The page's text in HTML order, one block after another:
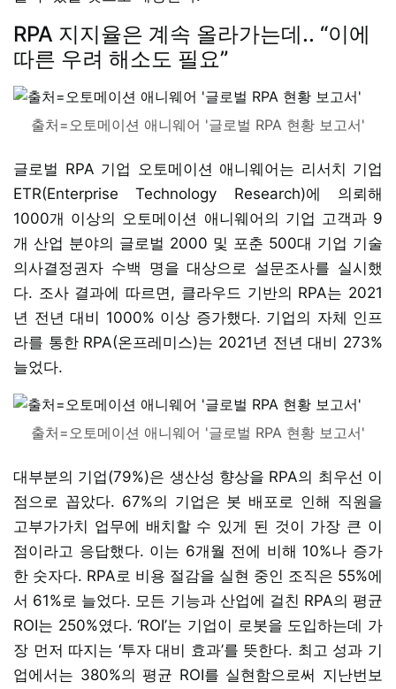
RPA 지지율은 계속 올라가는데.. “이에
따른 우려 해소도 필요”
출처=오토메이션 애니웨어 '글로벌 RPA 현황 보고서'
글로벌 RPA 기업 오토메이션 애니웨어는 리서치 기업
ETR(Enterprise Technology Research)에 의뢰해
1000개 이상의 오토메이션 애니웨어의 기업 고객과 9
개 산업 분야의 글로벌 2000 및 포춘 500대 기업 기술
의사결정권자 수백 명을 대상으로 설문조사를 실시했
다. 조사 결과에 따르면, 클라우드 기반의 RPA는 2021
년 전년 대비 1000% 이상 증가했다. 기업의 자체 인프
라를 통한 RPA(온프레미스)는 2021년 전년 대비 273%
늘었다.
출처=오토메이션 애니웨어 '글로벌 RPA 현황 보고서'
대부분의 기업(79%)은 생산성 향상을 RPA의 최우선 이
점으로 꼽았다. 67%의 기업은 봇 배포로 인해 직원을
고부가가치 업무에 배치할 수 있게 된 것이 가장 큰 이
점이라고 응답했다. 이는 6개월 전에 비해 10%나 증가
한 숫자다. RPA로 비용 절감을 실현 중인 조직은 55%에
서 61%로 늘었다. 모든 기능과 산업에 걸친 RPA의 평균
ROI는 250%였다. ‘ROI’는 기업이 로봇을 도입하는데 가
장 먼저 따지는 ‘투자 대비 효과’를 뜻한다. 최고 성과 기
업에서는 380%의 평균 ROI를 실현함으로써 지난번보